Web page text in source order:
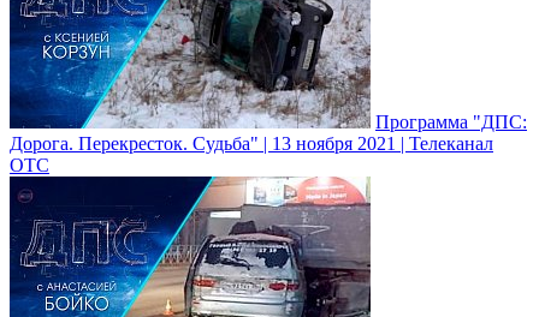
Программа "ДПС:
Дорога. Перекресток. Судьба" | 13 ноября 2021 | Телеканал
ОТС